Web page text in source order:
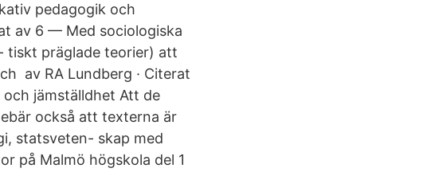
pedagogik och
av 6 — Med sociologiska
tiskt präglade teorier) att
av RA Lundberg · Citerat
jämställdhet Att de
också att texterna är
statsveten- skap med
på Malmö högskola del 1